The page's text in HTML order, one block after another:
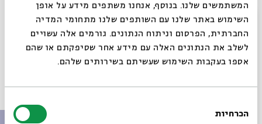
המשתמשים שלנו. בנוסף, אנחנו משתפים מידע על אופן
השימוש באתר שלנו עם השותפים שלנו מתחומי המדיה
החברתית, הפרסום וניתוח הנתונים. גורמים אלה עשויים
לשלב את הנתונים האלה עם מידע אחר שסיפקתם או שהם
אספו בעקבות השימוש שעשיתם בשירותים שלהם.
הסכמה
הכרחיות
סגור